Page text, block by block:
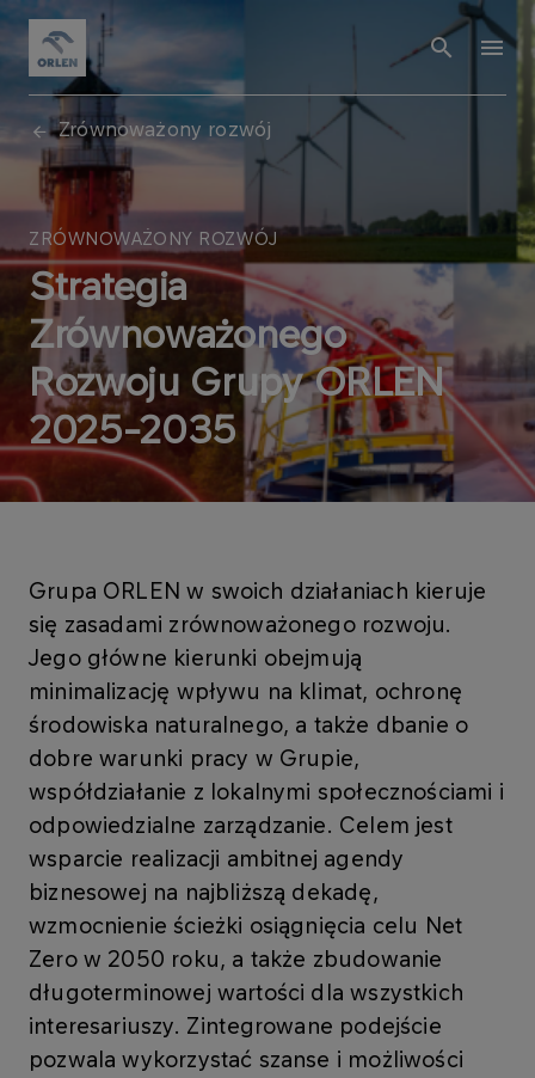
Zrównoważony rozwój
ZRÓWNOWAŻONY ROZWÓJ
Strategia
Zrównoważonego
Rozwoju Grupy ORLEN
2025-2035
Grupa ORLEN w swoich działaniach kieruje
się zasadami zrównoważonego rozwoju.
Jego główne kierunki obejmują
minimalizację wpływu na klimat, ochronę
środowiska naturalnego, a także dbanie o
dobre warunki pracy w Grupie,
współdziałanie z lokalnymi społecznościami i
odpowiedzialne zarządzanie. Celem jest
wsparcie realizacji ambitnej agendy
biznesowej na najbliższą dekadę,
wzmocnienie ścieżki osiągnięcia celu Net
Zero w 2050 roku, a także zbudowanie
długoterminowej wartości dla wszystkich
interesariuszy. Zintegrowane podejście
pozwala wykorzystać szanse i możliwości